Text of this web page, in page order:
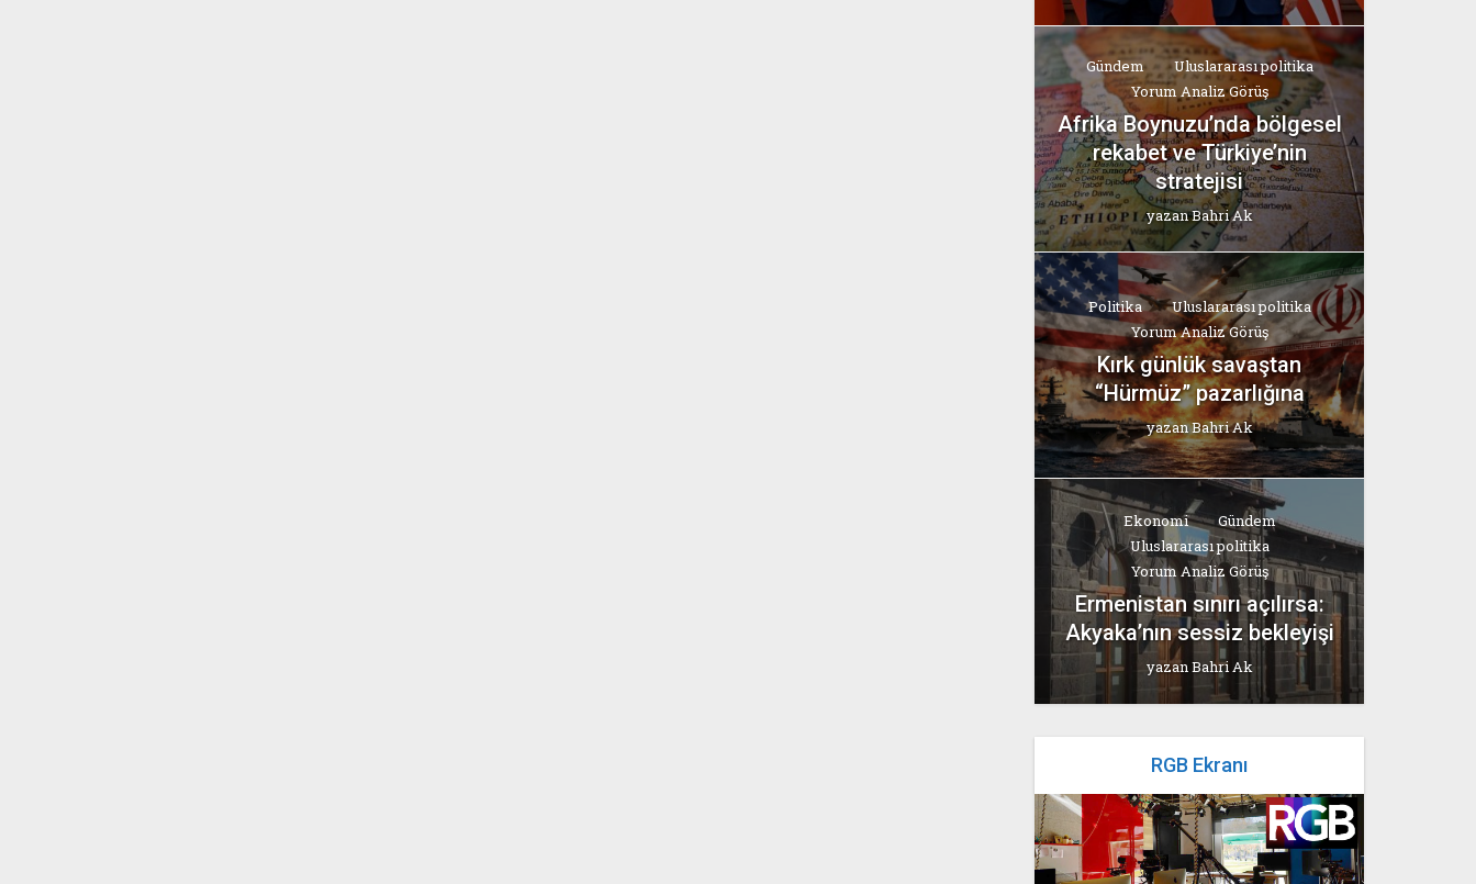
Gündem
Uluslararası politika
Yorum Analiz Görüş
Afrika Boynuzu’nda bölgesel
rekabet ve Türkiye’nin
stratejisi
yazanBahri Ak
Politika
Uluslararası politika
Yorum Analiz Görüş
Kırk günlük savaştan
“Hürmüz” pazarlığına
yazanBahri Ak
Ekonomi
Gündem
Uluslararası politika
Yorum Analiz Görüş
Ermenistan sınırı açılırsa:
Akyaka’nın sessiz bekleyişi
yazanBahri Ak
RGB Ekranı